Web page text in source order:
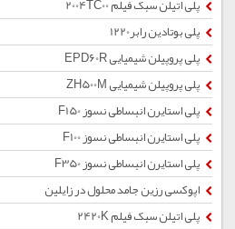
پلی اتیلن سبک فیلم 2004TC00
پلی بوتادین رابر1220
پلی پروپیلن شیمیایی EPD60R
پلی پروپیلن شیمیایی ZH500M
پلی استایرن انبساطی نسوز F150
پلی استایرن انبساطی نسوز F100
پلی استایرن انبساطی نسوز F350
اپوکسی رزین جامد محلول در زایلین
پلی اتیلن سبک فیلم 2420K